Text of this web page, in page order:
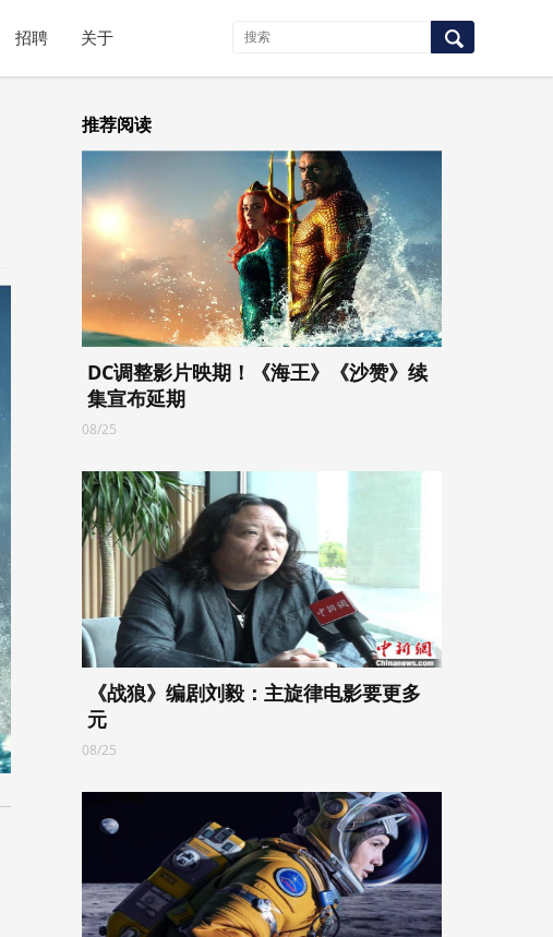
招聘 关于
推荐阅读
DC调整影片映期！《海王》《沙赞》续
集宣布延期
08/25
《战狼》编剧刘毅：主旋律电影要更多
元
08/25